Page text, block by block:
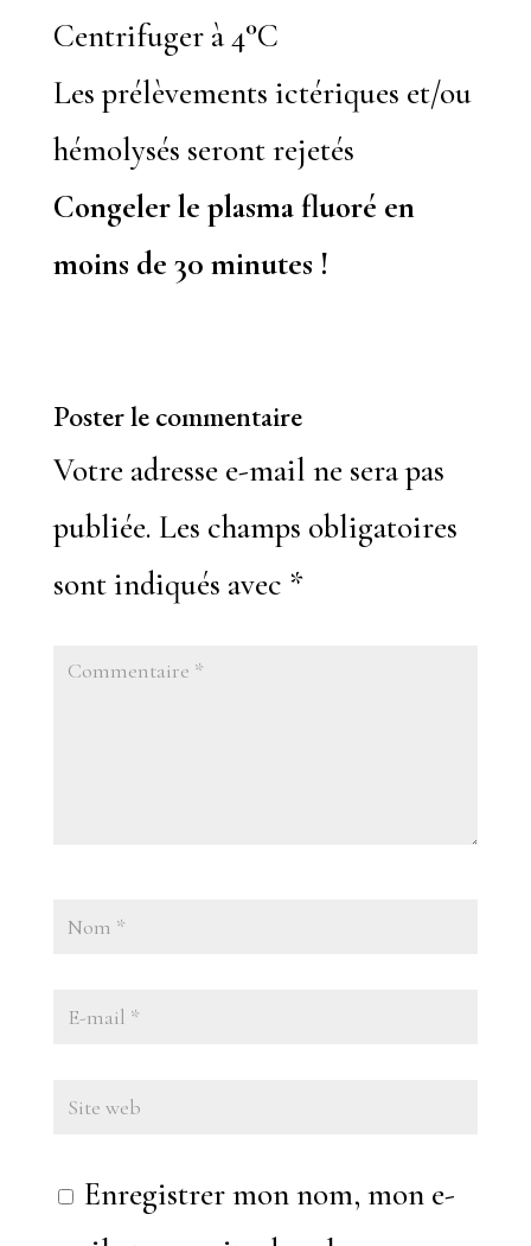
Centrifuger à 4°C
Les prélèvements ictériques et/ou
hémolysés seront rejetés
Congeler le plasma fluoré en
moins de 30 minutes !
Poster le commentaire
Votre adresse e-mail ne sera pas
publiée. Les champs obligatoires
sont indiqués avec *
Enregistrer mon nom, mon e-